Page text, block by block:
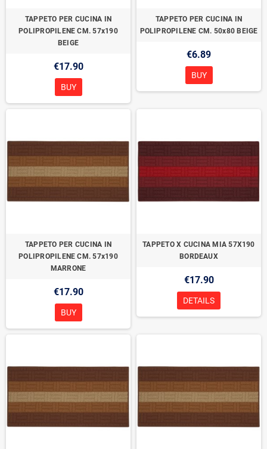
TAPPETO PER CUCINA IN
POLIPROPILENE CM. 57x190
BEIGE
€17.90
BUY
TAPPETO PER CUCINA IN
POLIPROPILENE CM. 50x80 BEIGE
€6.89
BUY
TAPPETO PER CUCINA IN
POLIPROPILENE CM. 57x190
MARRONE
€17.90
BUY
TAPPETO X CUCINA MIA 57X190
BORDEAUX
€17.90
DETAILS